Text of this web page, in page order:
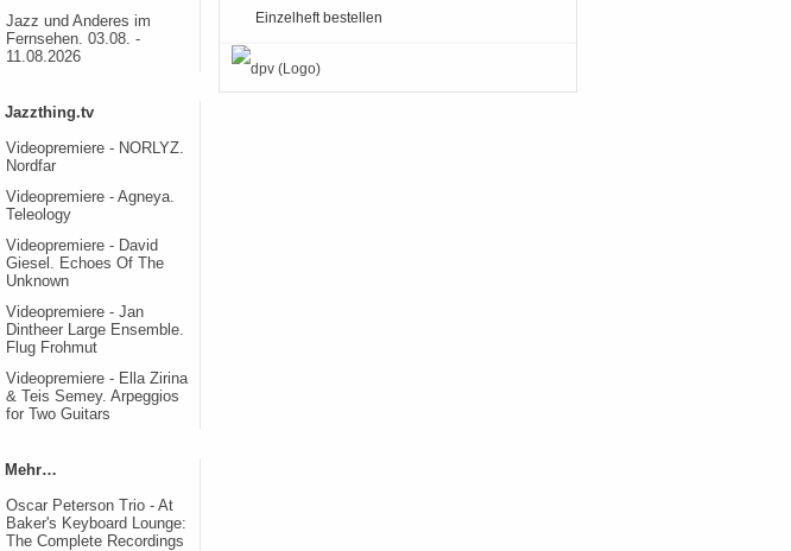
Jazz und Anderes im
Fernsehen. 03.08. -
11.08.2026
Jazzthing.tv
Videopremiere - NORLYZ.
Nordfar
Videopremiere - Agneya.
Teleology
Videopremiere - David
Giesel. Echoes Of The
Unknown
Videopremiere - Jan
Dintheer Large Ensemble.
Flug Frohmut
Videopremiere - Ella Zirina
& Teis Semey. Arpeggios
for Two Guitars
Mehr…
Oscar Peterson Trio - At
Baker's Keyboard Lounge:
The Complete Recordings
Einzelheft bestellen